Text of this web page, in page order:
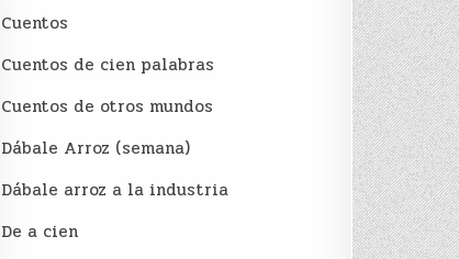
Cuentos
Cuentos de cien palabras
Cuentos de otros mundos
Dábale Arroz (semana)
Dábale arroz a la industria
De a cien